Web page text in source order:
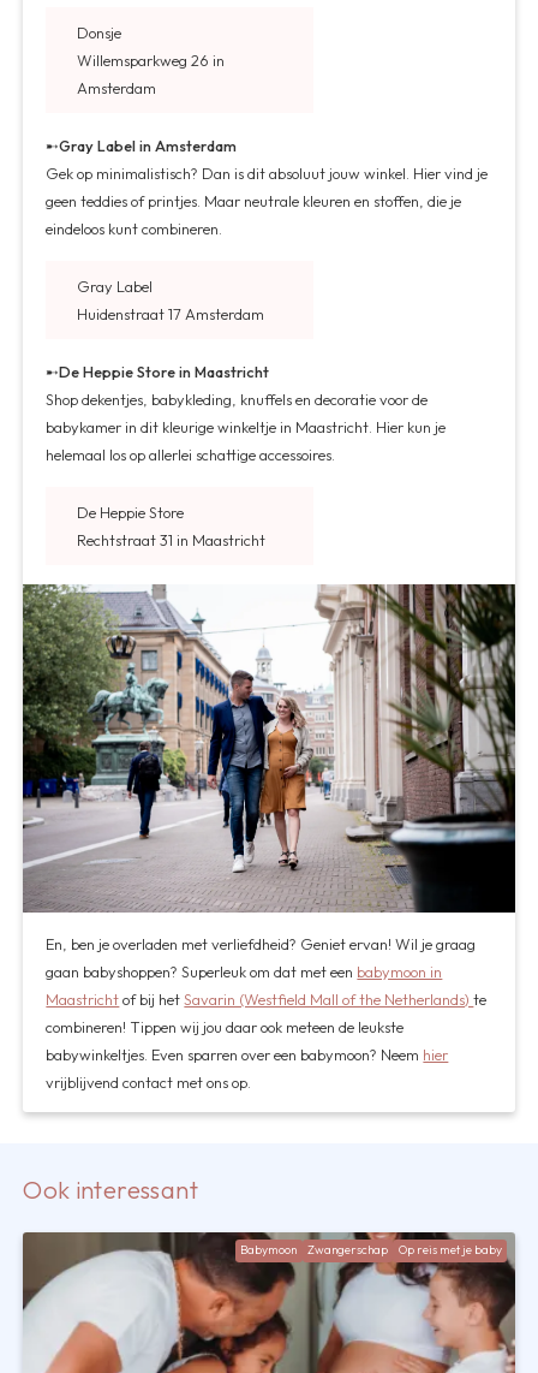
Donsje
Willemsparkweg 26 in
Amsterdam
➸Gray Label in Amsterdam
Gek op minimalistisch? Dan is dit absoluut jouw winkel. Hier vind je
geen teddies of printjes. Maar neutrale kleuren en stoffen, die je
eindeloos kunt combineren.
Gray Label
Huidenstraat 17 Amsterdam
➸De Heppie Store in Maastricht
Shop dekentjes, babykleding, knuffels en decoratie voor de
babykamer in dit kleurige winkeltje in Maastricht. Hier kun je
helemaal los op allerlei schattige accessoires.
De Heppie Store
Rechtstraat 31 in Maastricht
En, ben je overladen met verliefdheid? Geniet ervan! Wil je graag
gaan babyshoppen? Superleuk om dat met een babymoon in
Maastrichtof bij hetSavarin (Westfield Mall of the Netherlands)te
combineren! Tippen wij jou daar ook meteen de leukste
babywinkeltjes. Even sparren over een babymoon? Neem hier
vrijblijvend contact met ons op.
Ook interessant
Babymoon Zwangerschap Op reis met je baby